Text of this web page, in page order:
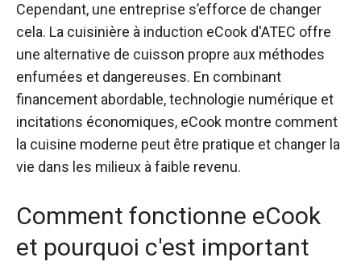
Cependant, une entreprise s’efforce de changer
cela. La cuisinière à induction eCook d'ATEC offre
une alternative de cuisson propre aux méthodes
enfumées et dangereuses. En combinant
financement abordable, technologie numérique et
incitations économiques, eCook montre comment
la cuisine moderne peut être pratique et changer la
vie dans les milieux à faible revenu.
Comment fonctionne eCook
et pourquoi c'est important